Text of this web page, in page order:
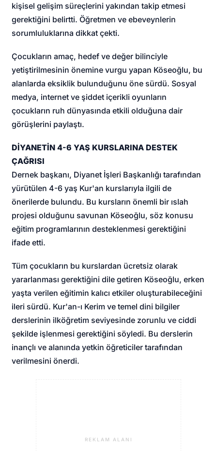
kişisel gelişim süreçlerini yakından takip etmesi
gerektiğini belirtti. Öğretmen ve ebeveynlerin
sorumluluklarına dikkat çekti.
Çocukların amaç, hedef ve değer bilinciyle
yetiştirilmesinin önemine vurgu yapan Köseoğlu, bu
alanlarda eksiklik bulunduğunu öne sürdü. Sosyal
medya, internet ve şiddet içerikli oyunların
çocukların ruh dünyasında etkili olduğuna dair
görüşlerini paylaştı.
DİYANETİN 4-6 YAŞ KURSLARINA DESTEK
ÇAĞRISI
Dernek başkanı, Diyanet İşleri Başkanlığı tarafından
yürütülen 4-6 yaş Kur'an kurslarıyla ilgili de
önerilerde bulundu. Bu kursların önemli bir ıslah
projesi olduğunu savunan Köseoğlu, söz konusu
eğitim programlarının desteklenmesi gerektiğini
ifade etti.
Tüm çocukların bu kurslardan ücretsiz olarak
yararlanması gerektiğini dile getiren Köseoğlu, erken
yaşta verilen eğitimin kalıcı etkiler oluşturabileceğini
ileri sürdü. Kur'an-ı Kerim ve temel dini bilgiler
derslerinin ilköğretim seviyesinde zorunlu ve ciddi
şekilde işlenmesi gerektiğini söyledi. Bu derslerin
inançlı ve alanında yetkin öğreticiler tarafından
verilmesini önerdi.
REKLAM ALANI